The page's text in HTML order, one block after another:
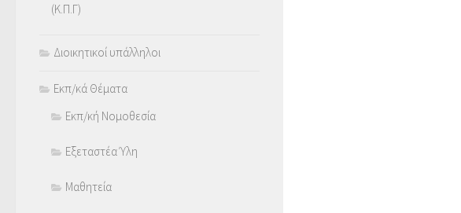
(Κ.Π.Γ)
Διοικητικοί υπάλληλοι
Εκπ/κά Θέματα
Εκπ/κή Νομοθεσία
Εξεταστέα Ύλη
Μαθητεία